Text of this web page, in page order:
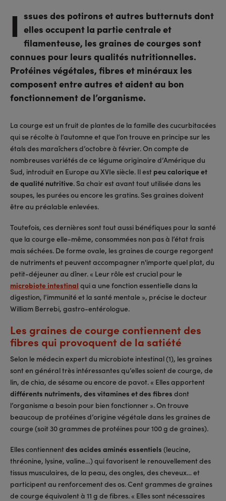
I ssues des potirons et autres butternuts dont
elles occupent la partie centrale et
filamenteuse, les graines de courges sont
connues pour leurs qualités nutritionnelles.
Protéines végétales, fibres et minéraux les
composent entre autres et aident au bon
fonctionnement de l’organisme.
La courge est un fruit de plantes de la famille des cucurbitacées
qui se récolte à l’automne et que l’on trouve en principe sur les
étals des maraîchers d’octobre à février. On compte de
nombreuses variétés de ce légume originaire d’Amérique du
Sud, introduit en Europe au XVIe siècle. Il est peu calorique et
de qualité nutritive. Sa chair est avant tout utilisée dans les
soupes, les purées ou encore les gratins. Ses graines doivent
être au préalable enlevées.
Toutefois, ces dernières sont tout aussi bénéfiques pour la santé
que la courge elle-même, consommées non pas à l’état frais
mais séchées. De forme ovale, les graines de courge regorgent
de nutriments et peuvent accompagner n'importe quel plat, du
petit-déjeuner au dîner. « Leur rôle est crucial pour le
microbiote intestinal qui a une fonction essentielle dans la
digestion, l’immunité et la santé mentale », précise le docteur
William Berrebi, gastro-entérologue.
Les graines de courge contiennent des
fibres qui provoquent de la satiété
Selon le médecin expert du microbiote intestinal (1), les graines
sont en général très intéressantes qu’elles soient de courge, de
lin, de chia, de sésame ou encore de pavot. « Elles apportent
différents nutriments, des vitamines et des fibres dont
l’organisme a besoin pour bien fonctionner ». On trouve
beaucoup de protéines d’origine végétale dans les graines de
courge (soit 30 grammes de protéines pour 100 g de graines).
Elles contiennentdes acides aminés essentiels (leucine,
thréonine, lysine, valine…) qui favorisent le renouvellement des
tissus musculaires, de la peau, des ongles, des cheveux… et
participent au renforcement des os. Cent grammes de graines
de courge équivalent à 11 g de fibres. « Elles sont nécessaires